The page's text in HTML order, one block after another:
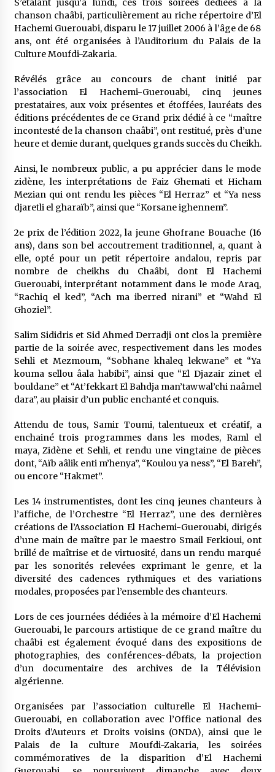
5 ans ago
Un conte targui/ Quand la tête est vide
5 ans ago
Tradition orale/ D’où viennent les contes et à
quoi servent-ils?
5 ans ago
S’étalant jusqu’à lundi, ces trois soirées dédiées à la
chanson chaâbi, particulièrement au riche répertoire d’El
Hachemi Guerouabi, disparu le 17 juillet 2006 à l’âge de 68
ans, ont été organisées à l’Auditorium du Palais de la
Culture Moufdi-Zakaria.
Révélés grâce au concours de chant initié par
l’association El Hachemi-Guerouabi, cinq jeunes
prestataires, aux voix présentes et étoffées, lauréats des
éditions précédentes de ce Grand prix dédié à ce “maître
incontesté de la chanson chaâbi”, ont restitué, près d’une
heure et demie durant, quelques grands succès du Cheikh.
Ainsi, le nombreux public, a pu apprécier dans le mode
zidène, les interprétations de Faiz Ghemati et Hicham
Mezian qui ont rendu les pièces “El Herraz” et “Ya ness
djaretli el gharaïb”, ainsi que “Korsane ighennem”.
2e prix de l’édition 2022, la jeune Ghofrane Bouache (16
ans), dans son bel accoutrement traditionnel, a, quant à
elle, opté pour un petit répertoire andalou, repris par
nombre de cheikhs du Chaâbi, dont El Hachemi
Guerouabi, interprétant notamment dans le mode Araq,
“Rachiq el ked”, “Ach ma iberred nirani” et “Wahd El
Ghoziel”.
Salim Sididris et Sid Ahmed Derradji ont clos la première
partie de la soirée avec, respectivement dans les modes
Sehli et Mezmoum, “Sobhane khaleq lekwane” et “Ya
kouma sellou âala habibi”, ainsi que “El Djazair zinet el
bouldane” et “At’fekkart El Bahdja man’tawwal’chi naâmel
dara”, au plaisir d’un public enchanté et conquis.
Attendu de tous, Samir Toumi, talentueux et créatif, a
enchainé trois programmes dans les modes, Raml el
maya, Zidène et Sehli, et rendu une vingtaine de pièces
dont, “Aïb aâlik enti m’henya”, “Koulou ya ness”, “El Bareh”,
ou encore “Hakmet”.
Les 14 instrumentistes, dont les cinq jeunes chanteurs à
l’affiche, de l’Orchestre “El Herraz”, une des dernières
créations de l’Association El Hachemi-Guerouabi, dirigés
d’une main de maître par le maestro Smail Ferkioui, ont
brillé de maîtrise et de virtuosité, dans un rendu marqué
par les sonorités relevées exprimant le genre, et la
diversité des cadences rythmiques et des variations
modales, proposées par l’ensemble des chanteurs.
Lors de ces journées dédiées à la mémoire d’El Hachemi
Guerouabi, le parcours artistique de ce grand maître du
chaâbi est également évoqué dans des expositions de
photographies, des conférences-débats, la projection
d’un documentaire des archives de la Télévision
algérienne.
Organisées par l’association culturelle El Hachemi-
Guerouabi, en collaboration avec l’Office national des
Droits d’Auteurs et Droits voisins (ONDA), ainsi que le
Palais de la culture Moufdi-Zakaria, les soirées
commémoratives de la disparition d’El Hachemi